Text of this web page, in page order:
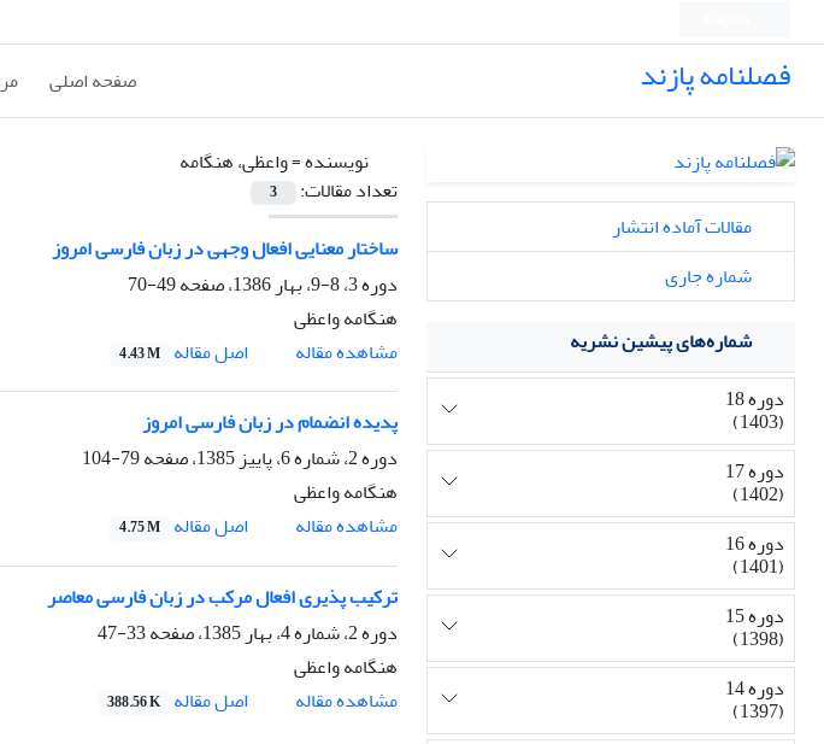
فصلنامه پازند صفحه اصلی
نویسنده =واعظی، هنگامه
تعداد مقالات:
3
ساختار معنایی افعال وجهی در زبان فارسی امروز
دوره 3، 8-9، بهار 1386، صفحه
49-70
هنگامه واعظی
مشاهده مقاله
اصل مقاله 4.43 M
پدیده انضمام در زبان فارسی امروز
دوره 2، شماره 6، پاییز 1385، صفحه
79-104
هنگامه واعظی
مشاهده مقاله
اصل مقاله 4.75 M
ترکیب پذیری افعال مرکب در زبان فارسی معاصر
دوره 2، شماره 4، بهار 1385، صفحه
33-47
هنگامه واعظی
مشاهده مقاله
اصل مقاله 388.56 K
مقالات آماده انتشار
شماره جاری
شماره‌های پیشین نشریه
دوره 18
(1403)
دوره 17
(1402)
دوره 16
(1401)
دوره 15
(1398)
دوره 14
(1397)